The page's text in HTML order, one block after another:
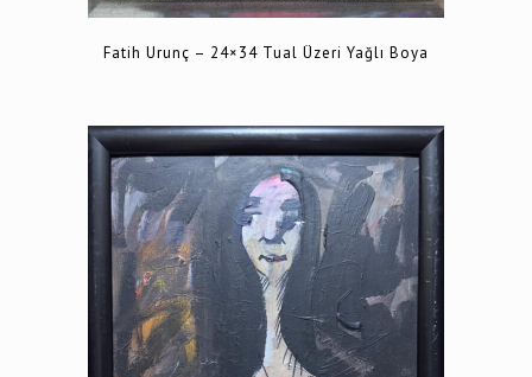
Fatih Urunç – 24×34 Tual Üzeri Yağlı Boya